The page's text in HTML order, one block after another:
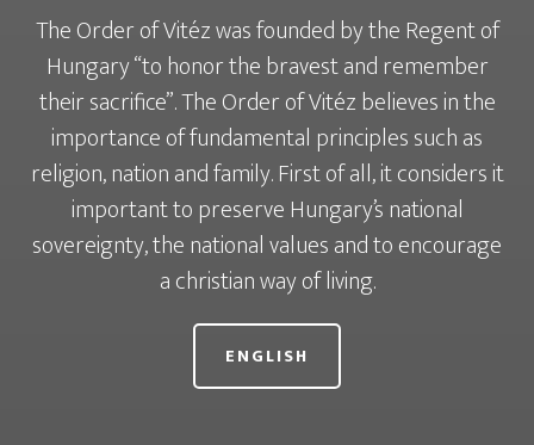
The Order of Vitéz was founded by the Regent of
Hungary “to honor the bravest and remember
their sacrifice”. The Order of Vitéz believes in the
importance of fundamental principles such as
religion, nation and family. First of all, it considers it
important to preserve Hungary’s national
sovereignty, the national values and to encourage
a christian way of living.
ENGLISH